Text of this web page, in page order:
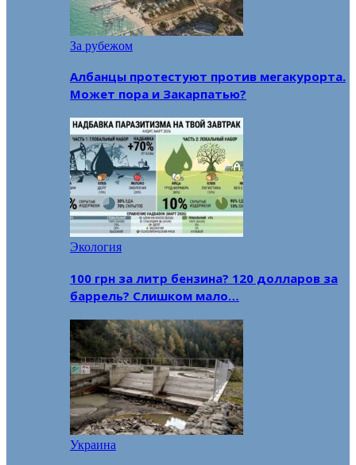
За рубежом
Албанцы протестуют против мегакурорта.
Может пора и Закарпатью?
Экология
100 грн за литр бензина? 120 долларов за
баррель? Слишком мало…
Украина